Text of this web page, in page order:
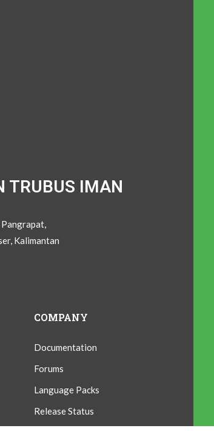
TRUBUS IMAN
Pangrapat,
Kalimantan
COMPANY
Documentation
Forums
Language Packs
Release Status